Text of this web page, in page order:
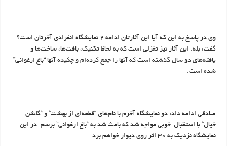
وی در پاسخ به این که آیا این آثارتان ادامه ۲ نمایشگاه انفرادی آخرتان است؟
گفت: بله. این آثار نیز تغزلی است که به لحاظ تکنیک، بافت‌ها، ساخت‌ها و
یافته‌های دو سال گذشته است که آنها را جمع کرده‌ام و چکیده آنها “باغ ارغوانی”
شده است.
صادقی ادامه داد: دو نمایشگاه آخرم با نام‌های “قطعه‌ای از بهشت” و “گلشن
خیال” با استقبال خوبی مواجه شد که باعث شد به “باغ ارغوانی” برسم. در این
نمایشگاه نزدیک به ۳۰ اثر روی دیوار خواهم برد.